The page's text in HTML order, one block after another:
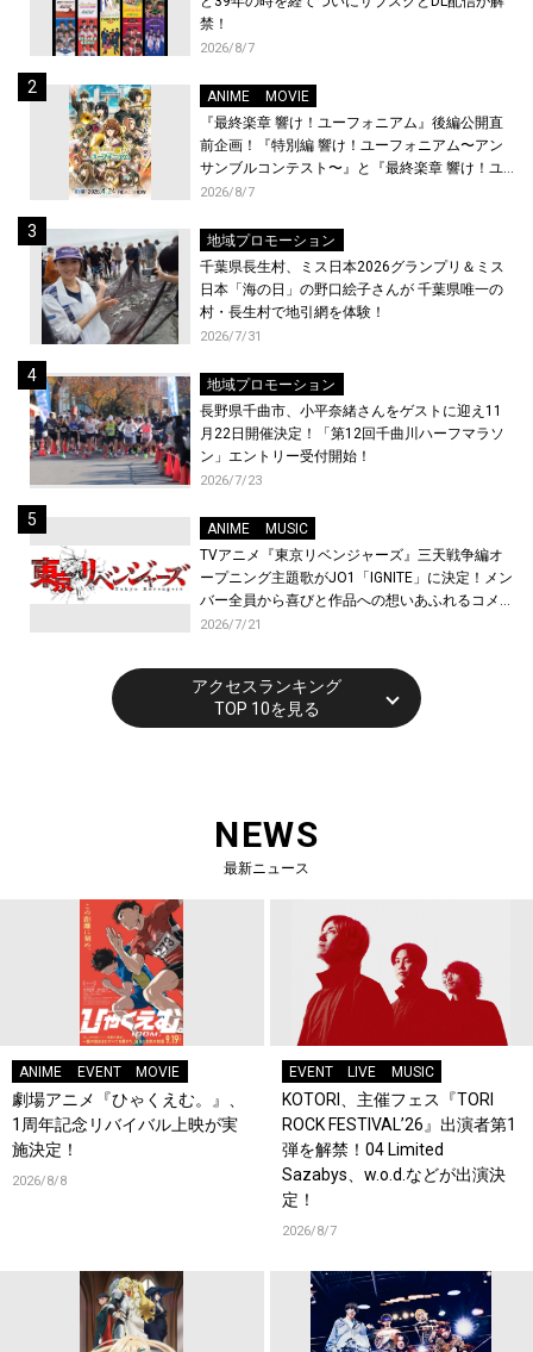
禁！
2026/8/7
ANIME
MOVIE
『最終楽章 響け！ユーフォニアム』後編公開直
前企画！『特別編 響け！ユーフォニアム〜アン
サンブルコンテスト〜』と『最終楽章 響け！ユ
ーフォニアム』前編の一挙上映が決定！
2026/8/7
地域プロモーション
千葉県長生村、ミス日本2026グランプリ＆ミス
日本「海の日」の野口絵子さんが 千葉県唯一の
村・長生村で地引網を体験！
2026/7/31
地域プロモーション
長野県千曲市、小平奈緒さんをゲストに迎え11
月22日開催決定！「第12回千曲川ハーフマラソ
ン」エントリー受付開始！
2026/7/23
ANIME
MUSIC
TVアニメ『東京リベンジャーズ』三天戦争編オ
ープニング主題歌がJO1「IGNITE」に決定！メン
バー全員から喜びと作品への想いあふれるコメン
トが到着！9月に東京・大阪で先行上映会を開
2026/7/21
アクセスランキング
TOP 10を見る
NEWS
最新ニュース
ANIME EVENT MOVIE
劇場アニメ『ひゃくえむ。』、
1周年記念リバイバル上映が実
施決定！
2026/8/8
EVENT LIVE MUSIC
KOTORI、主催フェス『TORI
ROCK FESTIVAL’26』出演者第1
弾を解禁！04 Limited
Sazabys、w.o.d.などが出演決
定！
2026/8/7